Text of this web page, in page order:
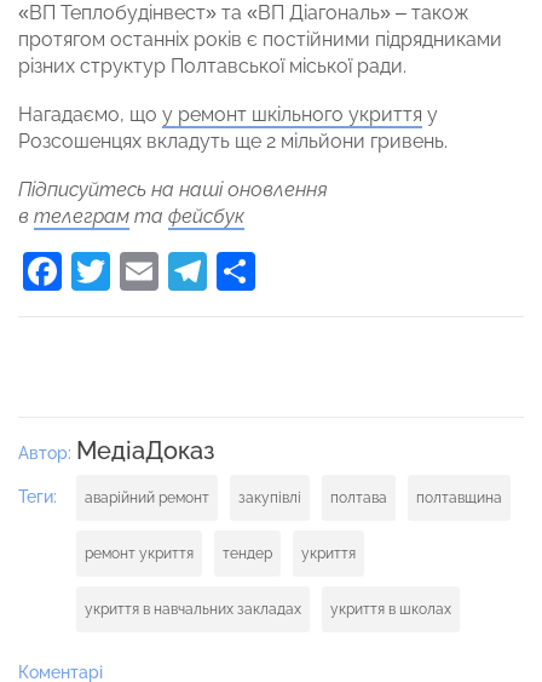
«ВП Теплобудінвест» та «ВП Діагональ» – також
протягом останніх років є постійними підрядниками
різних структур Полтавської міської ради.
Нагадаємо, що у ремонт шкільного укриття у
Розсошенцях вкладуть ще 2 мільйони гривень.
Підписуйтесь на наші оновлення
в телеграм та фейсбук
Facebook
Twitter
EmailTelegram
Автор: МедіаДоказ
Теги: аварійний ремонт закупівлі полтава полтавщина
ремонт укриття тендер укриття
укриття в навчальних закладах укриття в школах
Коментарі